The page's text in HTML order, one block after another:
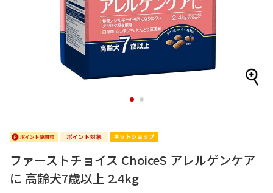
1 2
ファーストチョイス ChoiceS アレルゲンケア
に 高齢犬7歳以上 2.4kg